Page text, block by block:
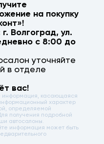
на покупку
Волгоград,ул.
с 8:00 до
уточняйте
в отделе
вас!
информация, касающаяся
характер
определяемой
получения подробной
автосалоны.
информация может быть